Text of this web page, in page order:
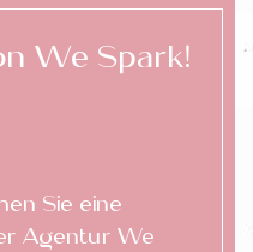
We Spark!
Sie eine
Agentur We